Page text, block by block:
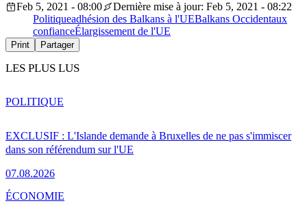
Feb 5, 2021 - 08:00
Dernière mise à jour: Feb 5, 2021 - 08:22
Politiqueadhésion des Balkans à l'UEBalkans Occidentaux
confianceÉlargissement de l'UE
Print Partager
LES PLUS LUS
EXCLUSIF : L'Islande demande à Bruxelles de ne pas s'immiscer
dans son référendum sur l'UE
07.08.2026
POLITIQUE
ÉCONOMIE